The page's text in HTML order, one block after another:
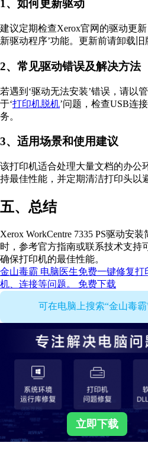
1、如何更新驱动
建议定期检查Xerox官网的驱动更
新驱动程序’功能。更新前请卸载旧
2、常见驱动错误及解决方法
若遇到‘驱动无法安装’错误，请以
于‘打印机脱机’问题，检查USB连
务。
3、适用场景和使用建议
该打印机适合处理大量文档的办公
持最佳性能，并定期清洁打印头以
五、总结
Xerox WorkCentre 7335 PS驱动安
时，参考官方指南或联系技术支持
确保打印机的最佳性能。
金山毒霸 电脑医生免费一键修复
机、连接等问题。
免费下载
可在电脑上搜索“金山毒
立即下载